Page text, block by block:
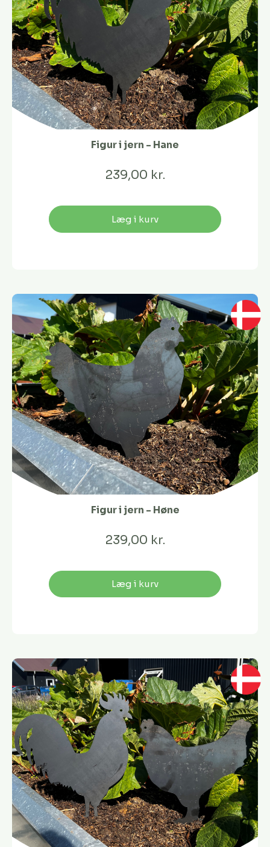
Figur i jern - Hane
239,00 kr.
Læg i kurv
Figur i jern - Høne
239,00 kr.
Læg i kurv